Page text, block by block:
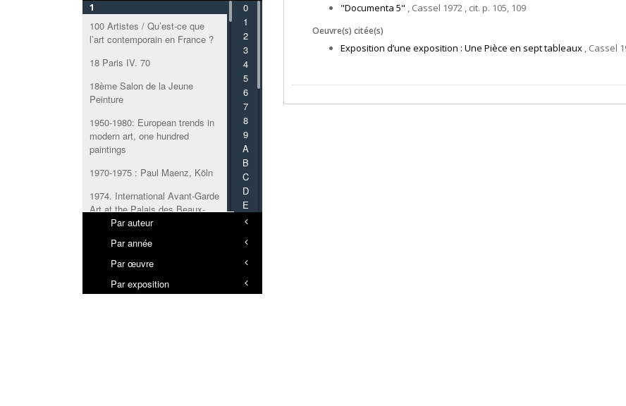
0
1
2
3
4
5
6
7
8
9
A
B
C
D
E
F
H
I
K
1
100 Artistes / Qu’est-ce que
l’art contemporain en France ?
18 Paris IV. 70
18ème Salon de la Jeune
Peinture
1950-1980: European trends in
modern art, one hundred
paintings
1970-1975 : Paul Maenz, Köln
1974. International Avant-Garde
Art at the Palais des Beaux-
1996-2020 : 25 anni di
artecinema
20th Century & Contemporary
Par auteur
Par année
Par œuvre
Par exposition
"Documenta 5" , Cassel 1972 , cit. p. 105, 109
Oeuvre(s) citée(s)
Exposition d’une exposition : Une Pièce en sept tableaux , Cassel